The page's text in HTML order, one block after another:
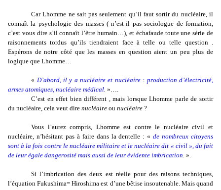
Car Lhomme ne sait pas seulement qu’il faut sortir du nucléaire, il
connaît la psychologie des masses ( n’est-il pas sociologue de formation,
c’est vous dire s’il connaît l’être humain…), et échafaude toute une série de
raisonnements tordus qu’ils tiendraient face à telle ou telle question .
Espérons de notre côté que les masses en question aient un peu plus de
logique que Lhomme…
« D’abord, il y a nucléaire et nucléaire : production d’électricité,
armes atomiques, nucléaire médical. »….
C’est en effet bien différent , mais lorsque Lhomme parle de sortir
du nucléaire, cela veut dire nucléaire ou nucléaire ?
Vous l’aurez compris, Lhomme est contre le nucléaire civil et
nucléaire, n’hésitant pas à faire dans la dentelle : «de nombreux citoyens
sont à la fois contre le nucléaire militaire et le nucléaire dit « civil », du fait
de leur égale dangerosité mais aussi de leur évidente imbrication. ».
Si l’imbrication des deux est réelle pour des raisons techniques,
l’équation Fukushima= Hiroshima est d’une bêtise insoutenable. Mais quand